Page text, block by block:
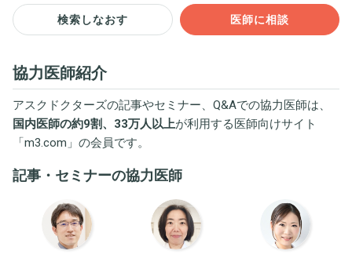
検索しなおす 医師に相談
協力医師紹介
アスクドクターズの記事やセミナー、Q&Aでの協力医師は、
国内医師の約9割、33万人以上が利用する医師向けサイト
「m3.com 」の会員です。
記事・セミナーの協力医師